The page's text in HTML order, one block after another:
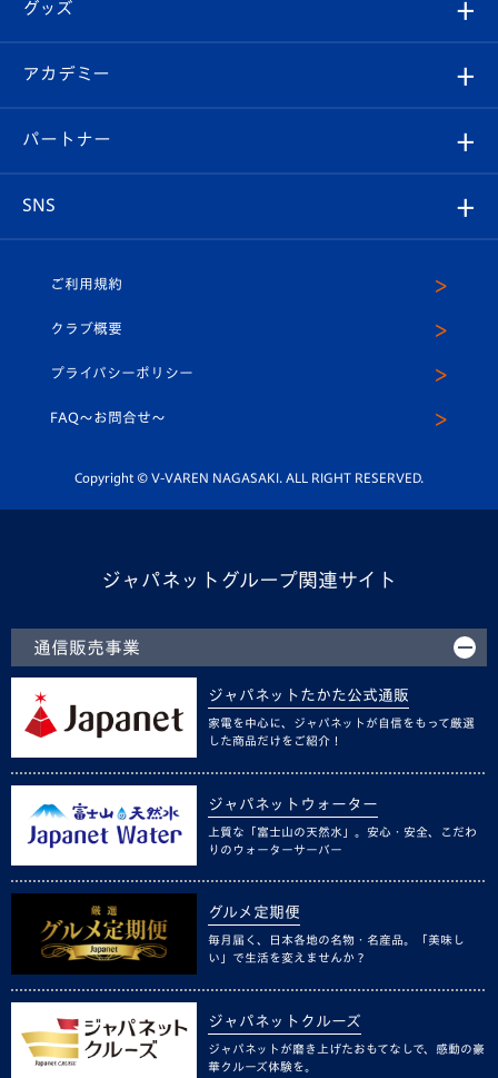
チケット
イベント
メディア
ホームタウン
スタッフプロフィール
マスコット紹介
平和祈念活動
ホームタウン活動
Revive Team
ヴィヴィくんの長崎おもてなしガイド
フォトギャラリー
スタジアムグルメ
V-LOVERS（ファンクラブ）
プレイヤーズスイート
グッズ
オンラインショップ
店舗情報
アカデミー
育成からのお知らせ
U-18
スクール
パートナー
SNS
ヴィヴィくんインスタグラム
公式LINE＠
ご利用規約
クラブ概要
プライバシーポリシー
FAQ〜お問合せ〜
Copyright © V-VAREN NAGASAKI. ALL RIGHT RESERVED.
ジャパネットグループ関連サイト
通信販売事業
ジャパネットたかた公式通販
家電を中心に、ジャパネットが自信をもって厳選
した商品だけをご紹介！
ジャパネットウォーター
上質な「富士山の天然水」。安心・安全、こだわ
りのウォーターサーバー
グルメ定期便
毎月届く、日本各地の名物・名産品。「美味し
い」で生活を変えませんか？
ジャパネットクルーズ
ジャパネットが磨き上げたおもてなしで、感動の豪
華クルーズ体験を。